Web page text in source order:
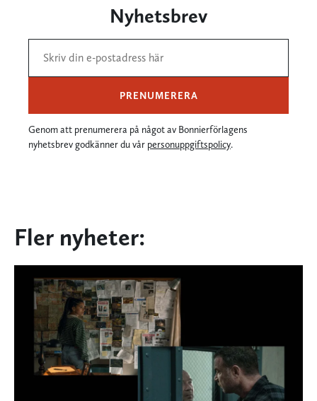
Nyhetsbrev
PRENUMERERA
Genom att prenumerera på något av Bonnierförlagens
nyhetsbrev godkänner du vår personuppgiftspolicy.
Fler nyheter: